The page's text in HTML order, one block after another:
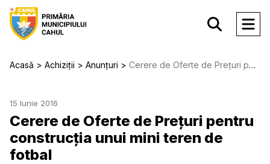
Acasă Achiziții Anunțuri Cerere de Oferte de Prețuri pentru construcția unui mini teren de fotbal
15 Iunie 2016
Cerere de Oferte de Prețuri pentru
construcția unui mini teren de
fotbal